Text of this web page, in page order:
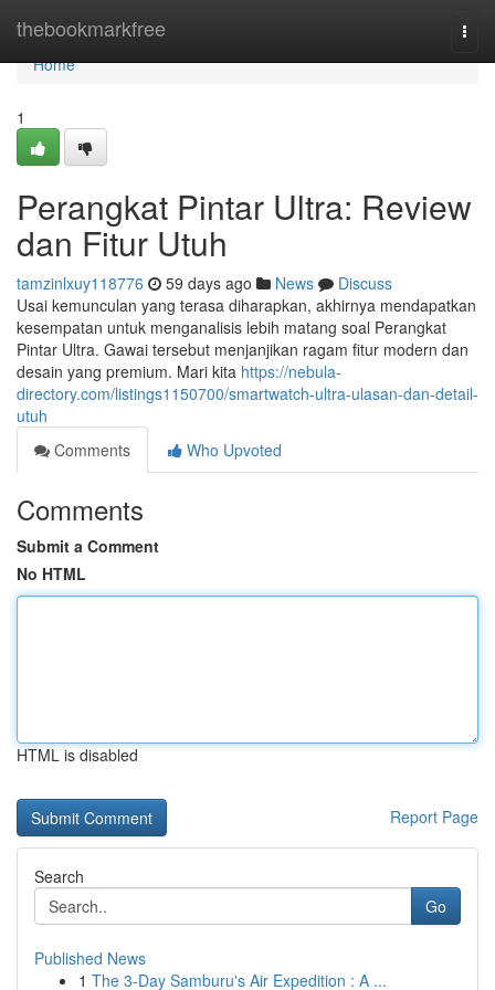
thebookmarkfree
Home
Home
1
Perangkat Pintar Ultra: Review
dan Fitur Utuh
tamzinlxuy118776 59 days ago News
Discuss
Usai kemunculan yang terasa diharapkan, akhirnya mendapatkan
kesempatan untuk menganalisis lebih matang soal Perangkat
Pintar Ultra. Gawai tersebut menjanjikan ragam fitur modern dan
desain yang premium. Mari kita https://nebula-
directory.com/listings1150700/smartwatch-ultra-ulasan-dan-detail-
utuh
Comments
Who Upvoted
Comments
Submit a Comment
No HTML
HTML is disabled
Report Page
Search
Go
Published News
1 The 3-Day Samburu's Air Expedition : A ...